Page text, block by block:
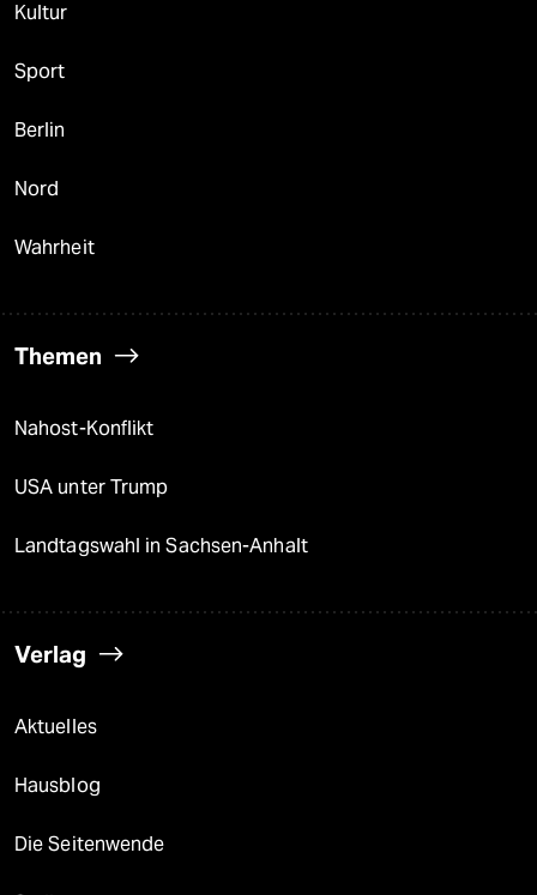
Kultur
Sport
Berlin
Nord
Wahrheit
Themen
Nahost-Konflikt
USA unter Trump
Landtagswahl in Sachsen-Anhalt
Verlag
Aktuelles
Hausblog
Die Seitenwende